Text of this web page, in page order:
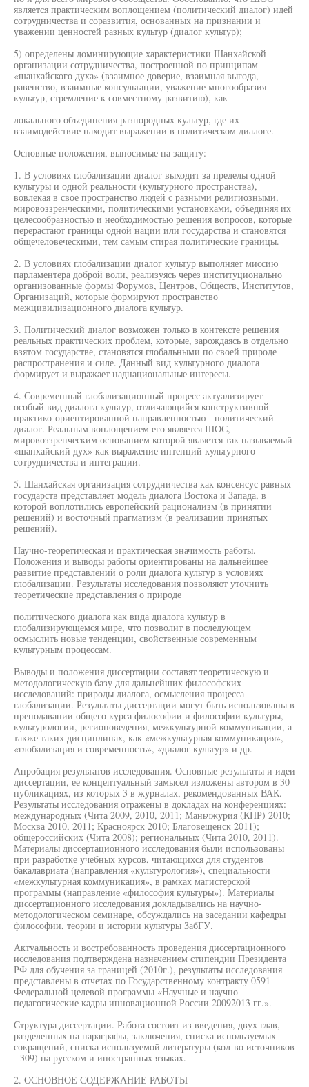
является практическим воплощением (политический диалог) идей
сотрудничества и соразвития, основанных на признании и
уважении ценностей разных культур (диалог культур);
5) определены доминирующие характеристики Шанхайской
организации сотрудничества, построенной по принципам
«шанхайского духа» (взаимное доверие, взаимная выгода,
равенство, взаимные консультации, уважение многообразия
культур, стремление к совместному развитию), как
локального объединения разнородных культур, где их
взаимодействие находит выражении в политическом диалоге.
Основные положения, выносимые на защиту:
1. В условиях глобализации диалог выходит за пределы одной
культуры и одной реальности (культурного пространства),
вовлекая в свое пространство людей с разными религиозными,
мировоззренческими, политическими установками, объединяя их
целесообразностью и необходимостью решения вопросов, которые
перерастают границы одной нации или государства и становятся
общечеловеческими, тем самым стирая политические границы.
2. В условиях глобализации диалог культур выполняет миссию
парламентера доброй воли, реализуясь через институционально
организованные формы Форумов, Центров, Обществ, Институтов,
Организаций, которые формируют пространство
межцивилизационного диалога культур.
3. Политический диалог возможен только в контексте решения
реальных практических проблем, которые, зарождаясь в отдельно
взятом государстве, становятся глобальными по своей природе
распространения и силе. Данный вид культурного диалога
формирует и выражает наднациональные интересы.
4. Современный глобализационный процесс актуализирует
особый вид диалога культур, отличающийся конструктивной
практико-ориентированной направленностью - политический
диалог. Реальным воплощением его является ШОС,
мировоззренческим основанием которой является так называемый
«шанхайский дух» как выражение интенций культурного
сотрудничества и интеграции.
5. Шанхайская организация сотрудничества как консенсус равных
государств представляет модель диалога Востока и Запада, в
которой воплотились европейский рационализм (в принятии
решений) и восточный прагматизм (в реализации принятых
решений).
Научно-теоретическая и практическая значимость работы.
Положения и выводы работы ориентированы на дальнейшее
развитие представлений о роли диалога культур в условиях
глобализации. Результаты исследования позволяют уточнить
теоретические представления о природе
политического диалога как вида диалога культур в
глобализирующемся мире, что позволит в последующем
осмыслить новые тенденции, свойственные современным
культурным процессам.
Выводы и положения диссертации составят теоретическую и
методологическую базу для дальнейших философских
исследований: природы диалога, осмысления процесса
глобализации. Результаты диссертации могут быть использованы в
преподавании общего курса философии и философии культуры,
культурологии, регионоведения, межкультурной коммуникации, а
также таких дисциплинах, как «межкультурная коммуникация»,
«глобализация и современность», «диалог культур» и др.
Апробация результатов исследования. Основные результаты и идеи
диссертации, ее концептуальный замысел изложены автором в 30
публикациях, из которых 3 в журналах, рекомендованных ВАК.
Результаты исследования отражены в докладах на конференциях:
международных (Чита 2009, 2010, 2011; Маньчжурия (КНР) 2010;
Москва 2010, 2011; Красноярск 2010; Благовещенск 2011);
общероссийских (Чита 2008); региональных (Чита 2010, 2011).
Материалы диссертационного исследования были использованы
при разработке учебных курсов, читающихся для студентов
бакалавриата (направления «культурология»), специальности
«межкультурная коммуникация», в рамках магистерской
программы (направление «философия культуры»). Материалы
диссертационного исследования докладывались на научно-
методологическом семинаре, обсуждались на заседании кафедры
философии, теории и истории культуры ЗабГУ.
Актуальность и востребованность проведения диссертационного
исследования подтверждена назначением стипендии Президента
РФ для обучения за границей (2010г.), результаты исследования
представлены в отчетах по Государственному контракту 0591
Федеральной целевой программы «Научные и научно-
педагогические кадры инновационной России 20092013 гг.».
Структура диссертации. Работа состоит из введения, двух глав,
разделенных на параграфы, заключения, списка используемых
сокращений, списка используемой литературы (кол-во источников
- 309) на русском и иностранных языках.
2. ОСНОВНОЕ СОДЕРЖАНИЕ РАБОТЫ